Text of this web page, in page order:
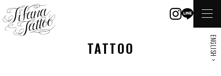
TATTOO ENGLISH >